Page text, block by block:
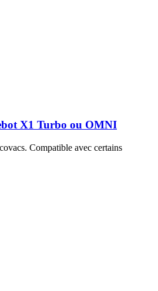
X1 Turbo ou OMNI
Compatible avec certains